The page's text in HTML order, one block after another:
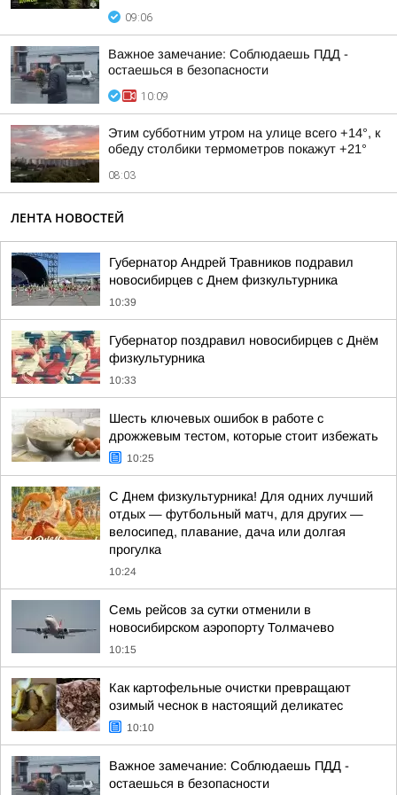
09:06
Важное замечание: Соблюдаешь ПДД -
остаешься в безопасности
10:09
Этим субботним утром на улице всего +14°, к
обеду столбики термометров покажут +21°
08:03
ЛЕНТА НОВОСТЕЙ
Губернатор Андрей Травников подравил
новосибирцев с Днем физкультурника
10:39
Губернатор поздравил новосибирцев с Днём
физкультурника
10:33
Шесть ключевых ошибок в работе с
дрожжевым тестом, которые стоит избежать
10:25
С Днем физкультурника! Для одних лучший
отдых — футбольный матч, для других —
велосипед, плавание, дача или долгая
прогулка
10:24
Семь рейсов за сутки отменили в
новосибирском аэропорту Толмачево
10:15
Как картофельные очистки превращают
озимый чеснок в настоящий деликатес
10:10
Важное замечание: Соблюдаешь ПДД -
остаешься в безопасности